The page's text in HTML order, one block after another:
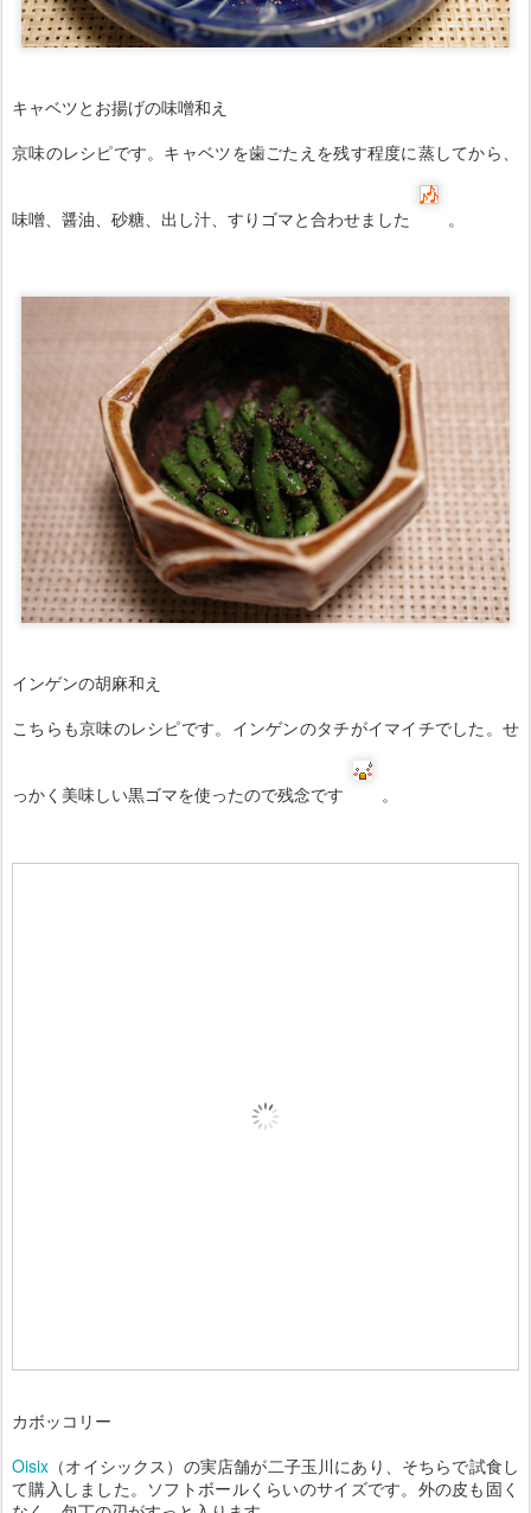
キャベツとお揚げの味噌和え
京味のレシピです。キャベツを歯ごたえを残す程度に蒸してから、
味噌、醤油、砂糖、出し汁、すりゴマと合わせました 。
インゲンの胡麻和え
こちらも京味のレシピです。インゲンのタチがイマイチでした。せ
っかく美味しい黒ゴマを使ったので残念です 。
カボッコリー
Oisix （オイシックス）の実店舗が二子玉川にあり、そちらで試食し
て購入しました。ソフトボールくらいのサイズです。外の皮も固く